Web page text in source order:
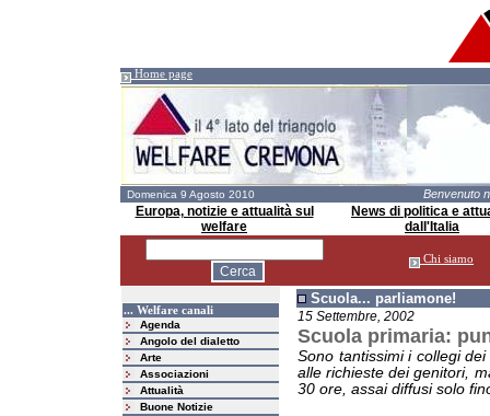
Home page
Domenica 9 Agosto 2010 Benvenuto
Europa, notizie e attualità sul
welfare
News di politica e
dall'Italia
Chi siamo
... Welfare canali
Agenda
Angolo del dialetto
Arte
Associazioni
Attualità
Buone Notizie
Scuola... parliamone!
15 Settembre, 2002
Scuola primaria:
Sono tantissimi i collegi
alle richieste dei genitori,
30 ore, assai diffusi solo